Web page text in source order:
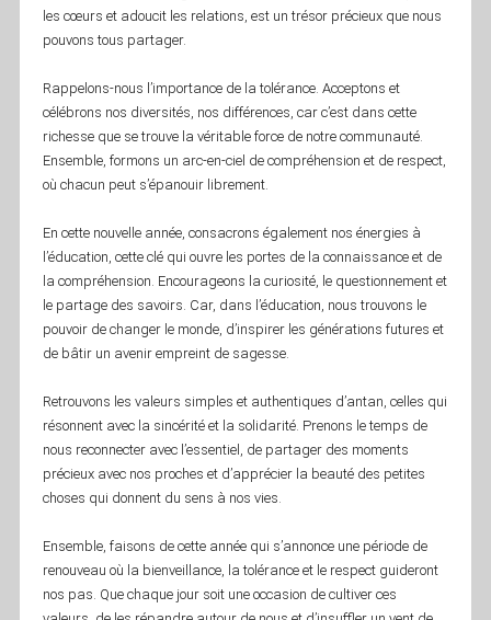
les cœurs et adoucit les relations, est un trésor précieux que nous
pouvons tous partager.
Rappelons-nous l’importance de la tolérance. Acceptons et
célébrons nos diversités, nos différences, car c’est dans cette
richesse que se trouve la véritable force de notre communauté.
Ensemble, formons un arc-en-ciel de compréhension et de respect,
où chacun peut s’épanouir librement.
En cette nouvelle année, consacrons également nos énergies à
l’éducation, cette clé qui ouvre les portes de la connaissance et de
la compréhension. Encourageons la curiosité, le questionnement et
le partage des savoirs. Car, dans l’éducation, nous trouvons le
pouvoir de changer le monde, d’inspirer les générations futures et
de bâtir un avenir empreint de sagesse.
Retrouvons les valeurs simples et authentiques d’antan, celles qui
résonnent avec la sincérité et la solidarité. Prenons le temps de
nous reconnecter avec l’essentiel, de partager des moments
précieux avec nos proches et d’apprécier la beauté des petites
choses qui donnent du sens à nos vies.
Ensemble, faisons de cette année qui s’annonce une période de
renouveau où la bienveillance, la tolérance et le respect guideront
nos pas. Que chaque jour soit une occasion de cultiver ces